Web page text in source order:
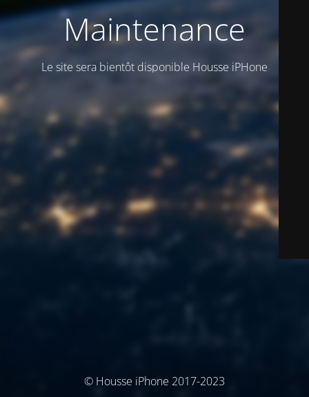
Maintenance
Le site sera bientôt disponible Housse iPHone
© Housse iPhone 2017-2023